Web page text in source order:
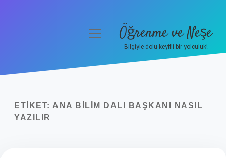
Yasal Uyarı
menüyüÖğrenme ve Neşe
Bilgiyle dolu keyifli bir yolculuk!
ETIKET: ANA BILIM DALI BAŞKANI NASIL
YAZILIR